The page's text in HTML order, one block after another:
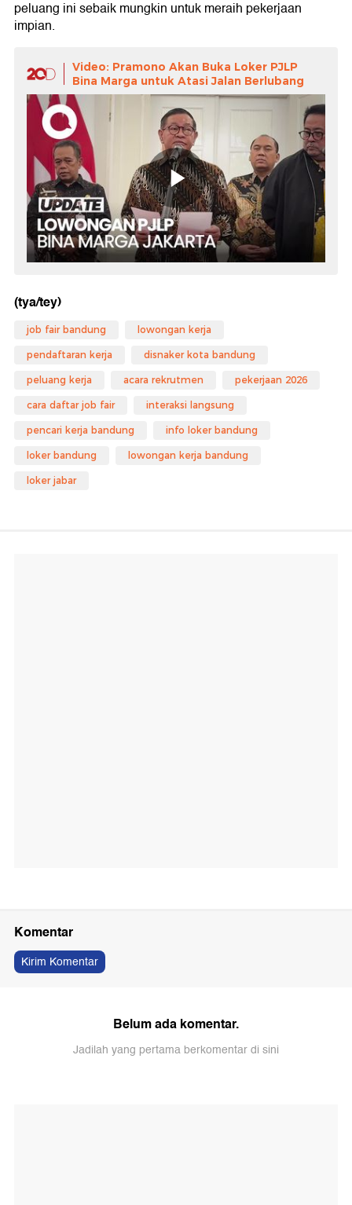
peluang ini sebaik mungkin untuk meraih pekerjaan
impian.
Video: Pramono Akan Buka Loker PJLP
Bina Marga untuk Atasi Jalan Berlubang
(tya/tey)
job fair bandung lowongan kerja
pendaftaran kerja disnaker kota bandung
peluang kerja acara rekrutmen pekerjaan 2026
cara daftar job fair interaksi langsung
pencari kerja bandung info loker bandung
loker bandung lowongan kerja bandung
loker jabar
Komentar
Kirim Komentar
Belum ada komentar.
Jadilah yang pertama berkomentar di sini